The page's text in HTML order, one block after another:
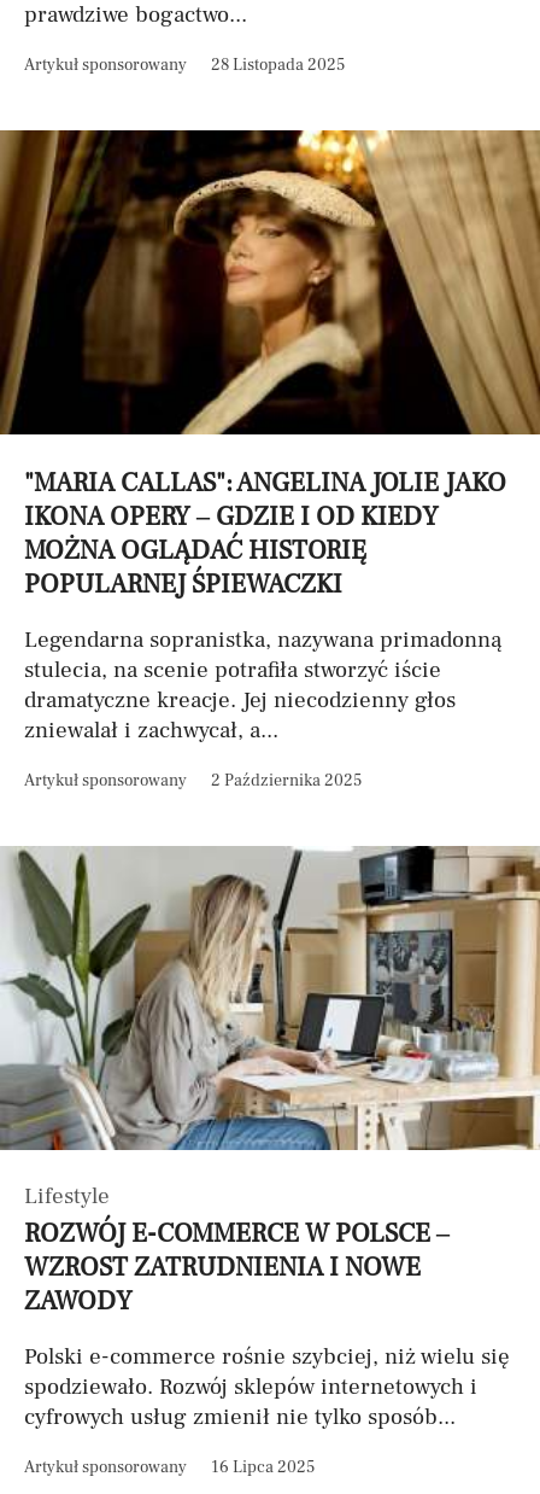
prawdziwe bogactwo...
Artykuł sponsorowany 28 Listopada 2025
"MARIA CALLAS": ANGELINA JOLIE JAKO
IKONA OPERY – GDZIE I OD KIEDY
MOŻNA OGLĄDAĆ HISTORIĘ
POPULARNEJ ŚPIEWACZKI
Legendarna sopranistka, nazywana primadonną
stulecia, na scenie potrafiła stworzyć iście
dramatyczne kreacje. Jej niecodzienny głos
zniewalał i zachwycał, a...
Artykuł sponsorowany 2 Października 2025
Lifestyle
ROZWÓJ E-COMMERCE W POLSCE –
WZROST ZATRUDNIENIA I NOWE
ZAWODY
Polski e-commerce rośnie szybciej, niż wielu się
spodziewało. Rozwój sklepów internetowych i
cyfrowych usług zmienił nie tylko sposób...
Artykuł sponsorowany 16 Lipca 2025